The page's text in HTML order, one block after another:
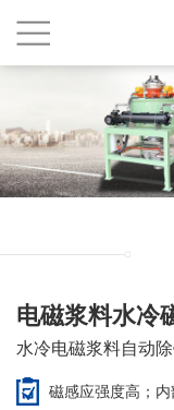
电磁浆料水冷
水冷电磁浆料自动
磁感应强度高；